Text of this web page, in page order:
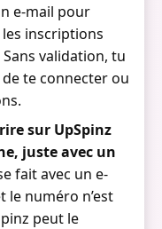
e-mail pour
inscriptions
validation, tu
te connecter ou
sur UpSpinz
juste avec un
fait avec un e-
le numéro n’est
peut le